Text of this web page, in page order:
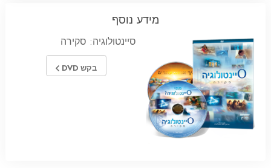
מידע נוסף
סיינטולוגיה: סקירה
בקש DVD